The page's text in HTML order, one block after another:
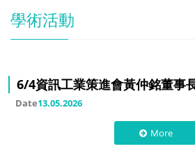
學術活動
6/4資訊工業策進會黃仲銘董事
Date13.05.2026
More